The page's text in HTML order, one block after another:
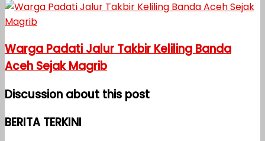
Warga Padati Jalur Takbir Keliling Banda
Aceh Sejak Magrib
Discussion about this post
BERITA TERKINI